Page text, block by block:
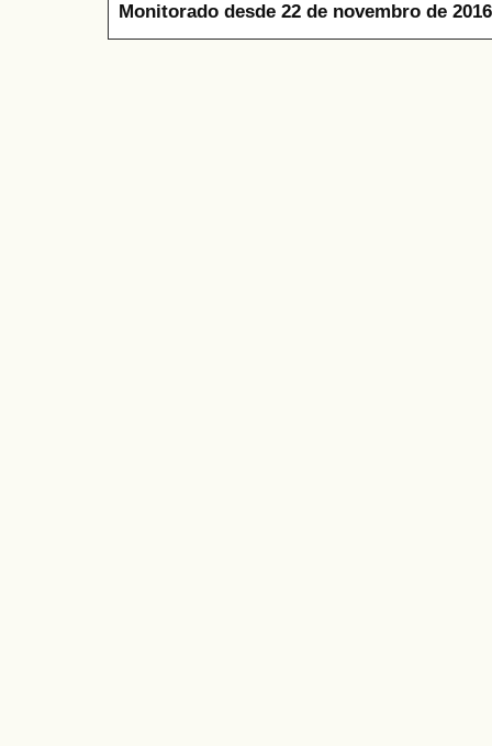
Monitorado desde 22 de novembro de